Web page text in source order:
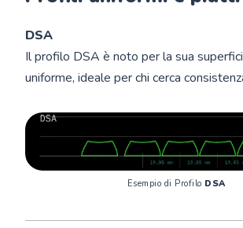
DSA
Il profilo DSA è noto per la sua
uniforme, ideale per chi cerca
Esempio di Profilo DSA